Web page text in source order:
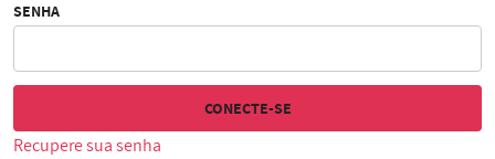
SENHA
Recupere sua senha